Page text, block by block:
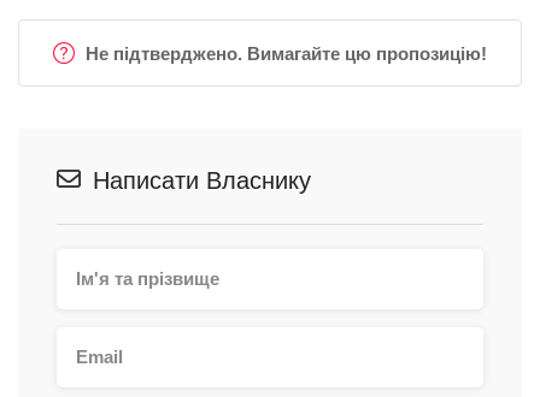
Не підтверджено. Вимагайте цю пропозицію!
Написати Власнику